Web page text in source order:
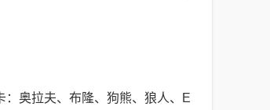
奥拉夫、布隆、狗熊、狼人、E